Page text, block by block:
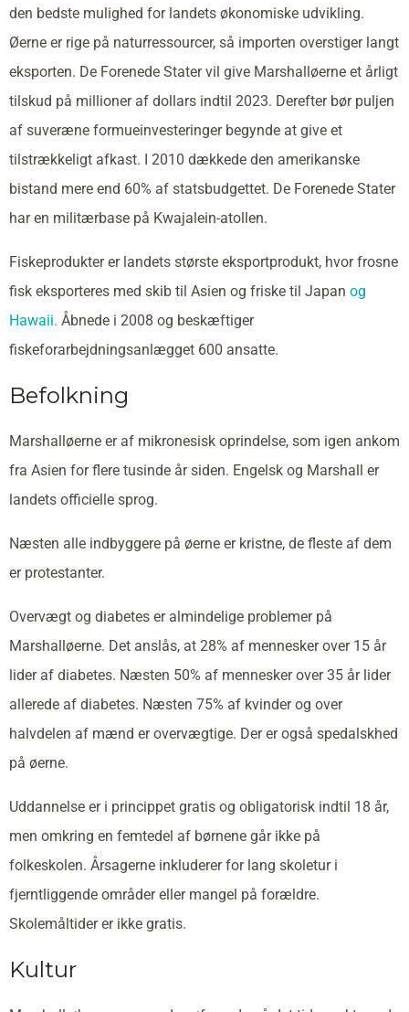
den bedste mulighed for landets økonomiske udvikling.
Øerne er rige på naturressourcer, så importen overstiger langt
eksporten. De Forenede Stater vil give Marshalløerne et årligt
tilskud på millioner af dollars indtil 2023. Derefter bør puljen
af suveræne formueinvesteringer begynde at give et
tilstrækkeligt afkast. I 2010 dækkede den amerikanske
bistand mere end 60% af statsbudgettet. De Forenede Stater
har en militærbase på Kwajalein-atollen.
Fiskeprodukter er landets største eksportprodukt, hvor frosne
fisk eksporteres med skib til Asien og friske til Japan og
Hawaii. Åbnede i 2008 og beskæftiger
fiskeforarbejdningsanlægget 600 ansatte.
Befolkning
Marshalløerne er af mikronesisk oprindelse, som igen ankom
fra Asien for flere tusinde år siden. Engelsk og Marshall er
landets officielle sprog.
Næsten alle indbyggere på øerne er kristne, de fleste af dem
er protestanter.
Overvægt og diabetes er almindelige problemer på
Marshalløerne. Det anslås, at 28% af mennesker over 15 år
lider af diabetes. Næsten 50% af mennesker over 35 år lider
allerede af diabetes. Næsten 75% af kvinder og over
halvdelen af mænd er overvægtige. Der er også spedalskhed
på øerne.
Uddannelse er i princippet gratis og obligatorisk indtil 18 år,
men omkring en femtedel af børnene går ikke på
folkeskolen. Årsagerne inkluderer for lang skoletur i
fjerntliggende områder eller mangel på forældre.
Skolemåltider er ikke gratis.
Kultur